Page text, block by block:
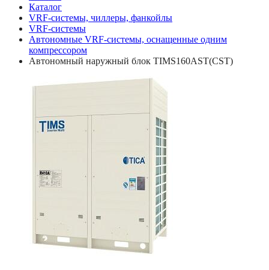
Каталог
VRF-системы, чиллеры, фанкойлы
VRF-системы
Автономные VRF-системы, оснащенные одним
компрессором
Автономный наружный блок TIMS160AST(CST)